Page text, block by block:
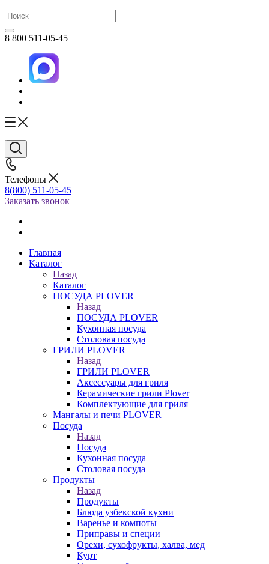
8 800 511-05-45
Телефоны
8(800) 511-05-45
Заказать звонок
Главная
Каталог
Назад
Каталог
ПОСУДА PLOVER
Назад
ПОСУДА PLOVER
Кухонная посуда
Столовая посуда
ГРИЛИ PLOVER
Назад
ГРИЛИ PLOVER
Аксессуары для гриля
Керамические грили Plover
Комплектующие для гриля
Мангалы и печи PLOVER
Посуда
Назад
Посуда
Кухонная посуда
Столовая посуда
Продукты
Назад
Продукты
Блюда узбекской кухни
Варенье и компоты
Приправы и специи
Орехи, сухофрукты, халва, мед
Курт